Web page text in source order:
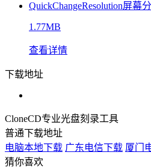
QuickChangeResolution屏幕
1.77MB
查看详情
下载地址
CloneCD专业光盘刻录工具
普通下载地址
电脑本地下载 广东电信下载 厦门
猜你喜欢